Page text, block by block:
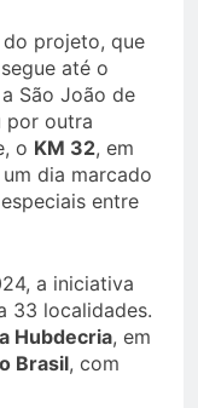
projeto, que
até o
São João de
por outra
o KM 32, em
dia marcado
entre
a iniciativa
33 localidades.
Hubdecria, em
Brasil, com